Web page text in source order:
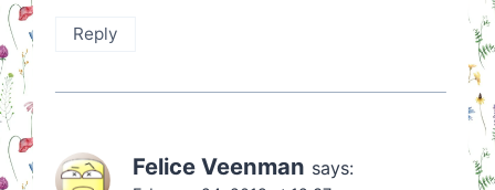
Reply
Felice Veenman says: